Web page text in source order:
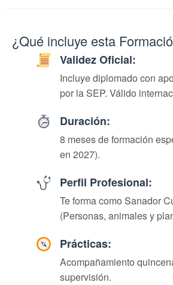
¿Qué incluye esta
Validez Oficial:
Incluye diplomado con
por la SEP. Válido
Duración:
8 meses de formación
en 2027).
Perfil Profesional:
Te forma como Sanador
(Personas, animales y
Prácticas:
Acompañamiento
supervisión.